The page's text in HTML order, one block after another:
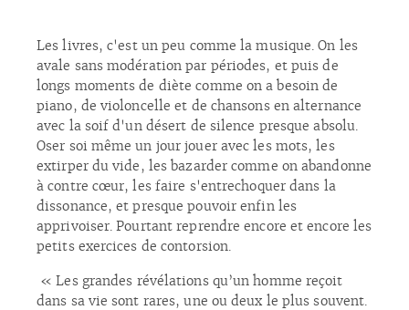
Les livres, c'est un peu comme la musique. On les
avale sans modération par périodes, et puis de
longs moments de diète comme on a besoin de
piano, de violoncelle et de chansons en alternance
avec la soif d'un désert de silence presque absolu.
Oser soi même un jour jouer avec les mots, les
extirper du vide, les bazarder comme on abandonne
à contre cœur, les faire s'entrechoquer dans la
dissonance, et presque pouvoir enfin les
apprivoiser. Pourtant reprendre encore et encore les
petits exercices de contorsion.
« Les grandes révélations qu’un homme reçoit
dans sa vie sont rares, une ou deux le plus souvent.